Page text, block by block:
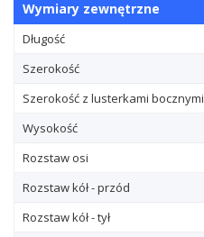
Wymiary zewnętrzne
Długość
Szerokość
Szerokość z lusterkami bocznymi
Wysokość
Rozstaw osi
Rozstaw kół - przód
Rozstaw kół - tył